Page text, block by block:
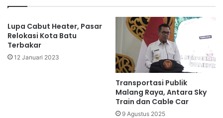
Lupa Cabut Heater, Pasar
Relokasi Kota Batu
Terbakar
12 Januari 2023
Transportasi Publik
Malang Raya, Antara Sky
Train dan Cable Car
9 Agustus 2025